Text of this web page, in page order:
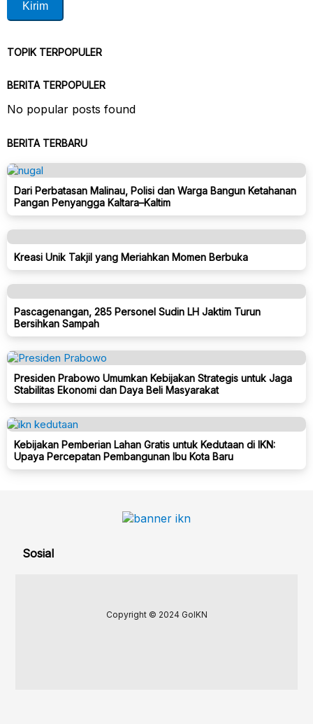
TOPIK TERPOPULER
BERITA TERPOPULER
No popular posts found
BERITA TERBARU
Dari Perbatasan Malinau, Polisi dan Warga Bangun Ketahanan
Pangan Penyangga Kaltara–Kaltim
Kreasi Unik Takjil yang Meriahkan Momen Berbuka
Pascagenangan, 285 Personel Sudin LH Jaktim Turun
Bersihkan Sampah
Presiden Prabowo Umumkan Kebijakan Strategis untuk Jaga
Stabilitas Ekonomi dan Daya Beli Masyarakat
Kebijakan Pemberian Lahan Gratis untuk Kedutaan di IKN:
Upaya Percepatan Pembangunan Ibu Kota Baru
Sosial
Copyright © 2024 GoIKN